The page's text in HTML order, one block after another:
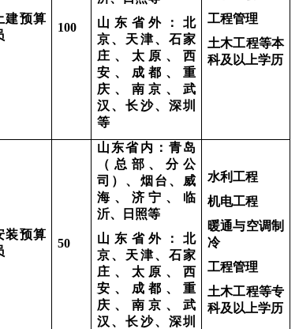
建预算
100
山东省外：北
京、天津、石家
庄、太原、西
安、成都、重
庆、南京、武
汉、长沙、深圳
等
工程管理
土木工程等本
科及以上学历
装预算
50
山东省内：青岛
（总部、分公
司）、烟台、威
海、济宁、临
沂、日照等
山东省外：北
京、天津、石家
庄、太原、西
安、成都、重
庆、南京、武
汉、长沙、深圳
水利工程
机电工程
暖通与空调制
冷
工程管理
土木工程等专
科及以上学历